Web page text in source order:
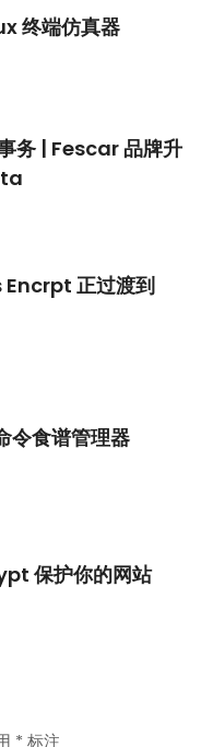
终端仿真器
务 | Fescar 品牌升
Encrpt 正过渡到
令食谱管理器
保护你的网站
* 标注